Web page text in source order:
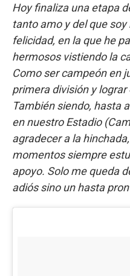
Hoy finaliza una etapa
tanto amo y del que
felicidad, en la que he
hermosos vistiendo la
Como ser campeón en
primera división y
También siendo, hasta
en nuestro Estadio
agradecer a la
momentos siempre
apoyo. Solo me queda
adiós sino un hasta